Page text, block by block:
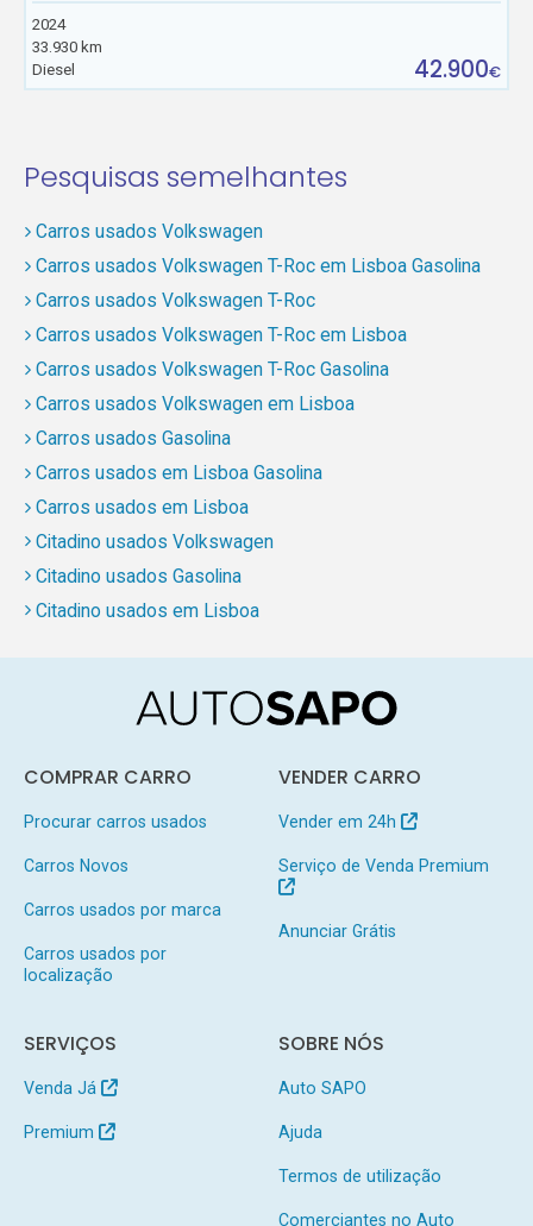
2024
33.930 km
Diesel
42.900€
Pesquisas semelhantes
Carros usados Volkswagen
Carros usados Volkswagen T-Roc em Lisboa Gasolina
Carros usados Volkswagen T-Roc
Carros usados Volkswagen T-Roc em Lisboa
Carros usados Volkswagen T-Roc Gasolina
Carros usados Volkswagen em Lisboa
Carros usados Gasolina
Carros usados em Lisboa Gasolina
Carros usados em Lisboa
Citadino usados Volkswagen
Citadino usados Gasolina
Citadino usados em Lisboa
COMPRAR CARRO
Procurar carros usados
Carros Novos
Carros usados por marca
Carros usados por
localização
VENDER CARRO
Vender em 24h
Serviço de Venda Premium
Anunciar Grátis
SERVIÇOS
Venda Já
Premium
SOBRE NÓS
Auto SAPO
Ajuda
Termos de utilização
Comerciantes no Auto